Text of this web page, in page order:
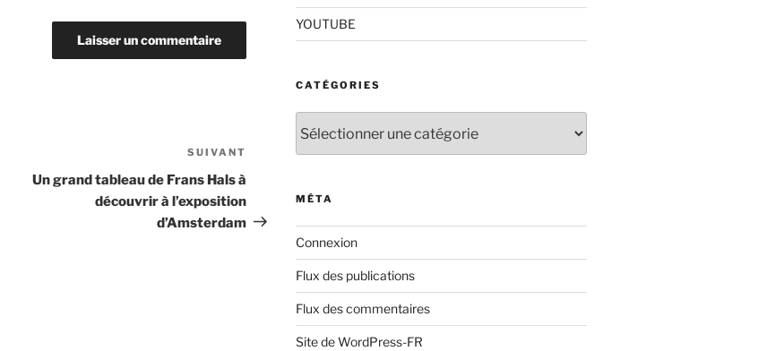
SUIVANT
Un grand tableau de Frans Hals à
découvrir à l’exposition
d’Amsterdam
YOUTUBE
CATÉGORIES
MÉTA
Connexion
Flux des publications
Flux des commentaires
Site de WordPress-FR